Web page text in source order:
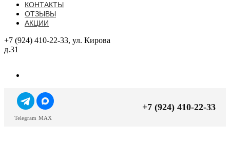
КОНТАКТЫ
ОТЗЫВЫ
АКЦИИ
+7 (924) 410-22-33, ул. Кирова
д.31
Telegram MAX
+7 (924) 410-22-33